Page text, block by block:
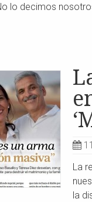
lo decimos
La
la